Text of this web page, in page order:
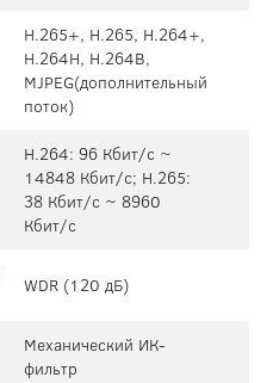
H.265+, H.265, H.264+,
H.264H, H.264B,
MJPEG(дополнительный
поток)
H.264: 96 Кбит/с ~
14848 Кбит/с; H.265:
38 Кбит/с ~ 8960
Кбит/с
WDR (120 дБ)
Механический ИК-
фильтр